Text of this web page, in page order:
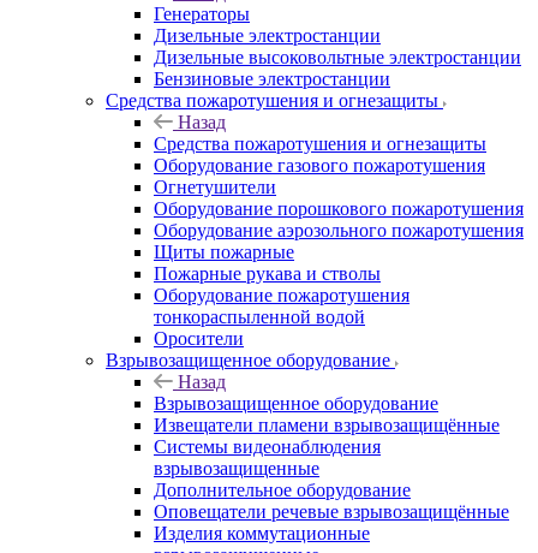
Генераторы
Дизельные электростанции
Дизельные высоковольтные электростанции
Бензиновые электростанции
Средства пожаротушения и огнезащиты
Назад
Средства пожаротушения и огнезащиты
Оборудование газового пожаротушения
Огнетушители
Оборудование порошкового пожаротушения
Оборудование аэрозольного пожаротушения
Щиты пожарные
Пожарные рукава и стволы
Оборудование пожаротушения
тонкораспыленной водой
Оросители
Взрывозащищенное оборудование
Назад
Взрывозащищенное оборудование
Извещатели пламени взрывозащищённые
Системы видеонаблюдения
взрывозащищенные
Дополнительное оборудование
Оповещатели речевые взрывозащищённые
Изделия коммутационные